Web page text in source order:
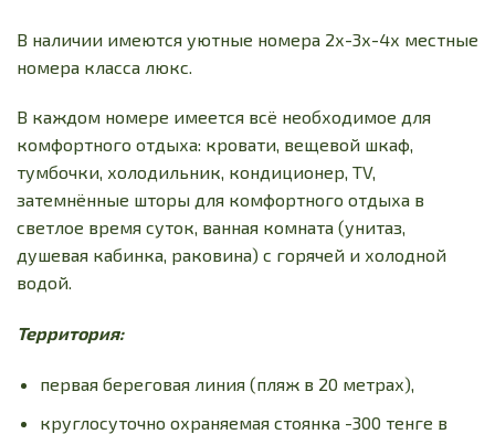
В наличии имеются уютные номера 2х-3х-4х местные
номера класса люкс.
В каждом номере имеется всё необходимое для
комфортного отдыха: кровати, вещевой шкаф,
тумбочки, холодильник, кондиционер, TV,
затемнённые шторы для комфортного отдыха в
светлое время суток, ванная комната (унитаз,
душевая кабинка, раковина) с горячей и холодной
водой.
Территория:
первая береговая линия (пляж в 20 метрах),
круглосуточно охраняемая стоянка -300 тенге в